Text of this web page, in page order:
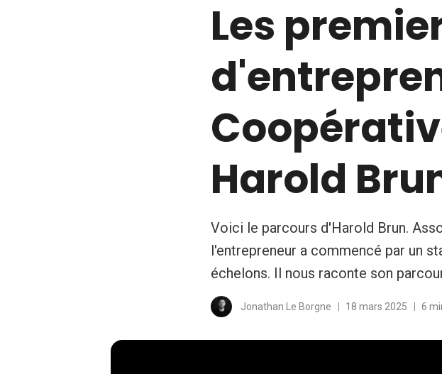
Les
Harold
Voici le parcours d'Harold Brun.
l'entrepreneur a commencé par un
échelons. Il nous raconte son
Jonathan Le Borgne 18 mars 2025 6